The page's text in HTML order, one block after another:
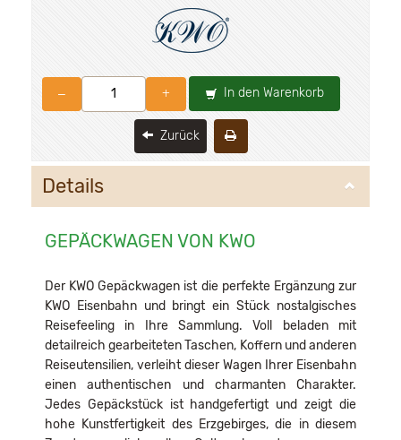
– + In den Warenkorb
Zurück
Details
GEPÄCKWAGEN VON KWO
Der KWO Gepäckwagen ist die perfekte Ergänzung zur
KWO Eisenbahn und bringt ein Stück nostalgisches
Reisefeeling in Ihre Sammlung. Voll beladen mit
detailreich gearbeiteten Taschen, Koffern und anderen
Reiseutensilien, verleiht dieser Wagen Ihrer Eisenbahn
einen authentischen und charmanten Charakter.
Jedes Gepäckstück ist handgefertigt und zeigt die
hohe Kunstfertigkeit des Erzgebirges, die in diesem